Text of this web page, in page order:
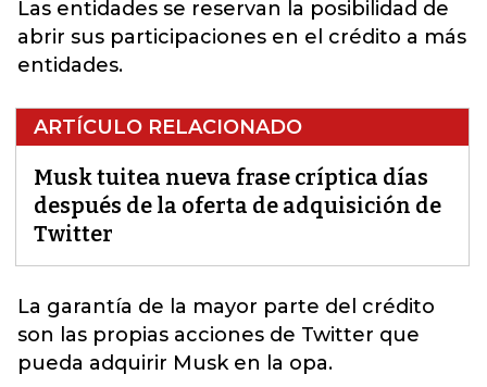
Las entidades se reservan la posibilidad de
abrir sus participaciones en el crédito a más
entidades.
ARTÍCULO RELACIONADO
Musk tuitea nueva frase críptica días
después de la oferta de adquisición de
Twitter
La garantía de la mayor parte del crédito
son las propias acciones de Twitter que
pueda adquirir Musk en la opa.